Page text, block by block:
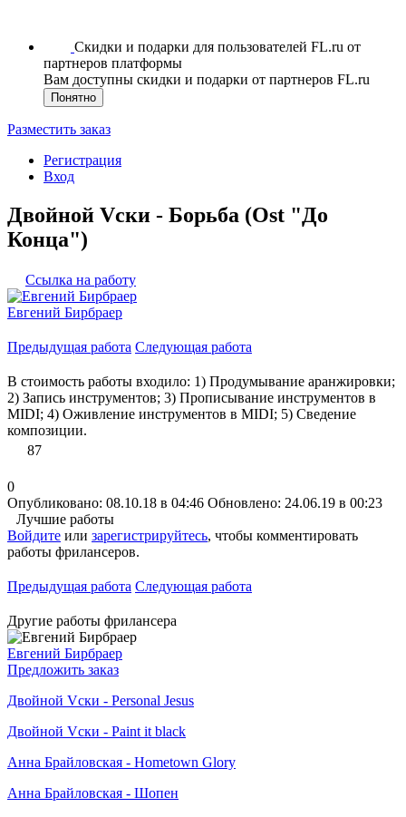
Скидки и подарки для пользователей FL.ru от
партнеров платформы
Вам доступны скидки и подарки от партнеров FL.ru
Понятно
Разместить заказ
Регистрация
Вход
Двойной Vски - Борьба (Ost "До
Конца")
Ссылка на работу
Евгений Бирбраер
Предыдущая работа Следующая работа
В стоимость работы входило: 1) Продумывание аранжировки;
2) Запись инструментов; 3) Прописывание инструментов в
MIDI; 4) Оживление инструментов в MIDI; 5) Сведение
композиции.
87
0
Опубликовано: 08.10.18 в 04:46 Обновлено: 24.06.19 в 00:23
Лучшие работы
Войдите или зарегистрируйтесь, чтобы комментировать
работы фрилансеров.
Предыдущая работа Следующая работа
Другие работы фрилансера
Евгений Бирбраер
Предложить заказ
Двойной Vски - Personal Jesus
Двойной Vски - Paint it black
Анна Брайловская - Hometown Glory
Анна Брайловская - Шопен